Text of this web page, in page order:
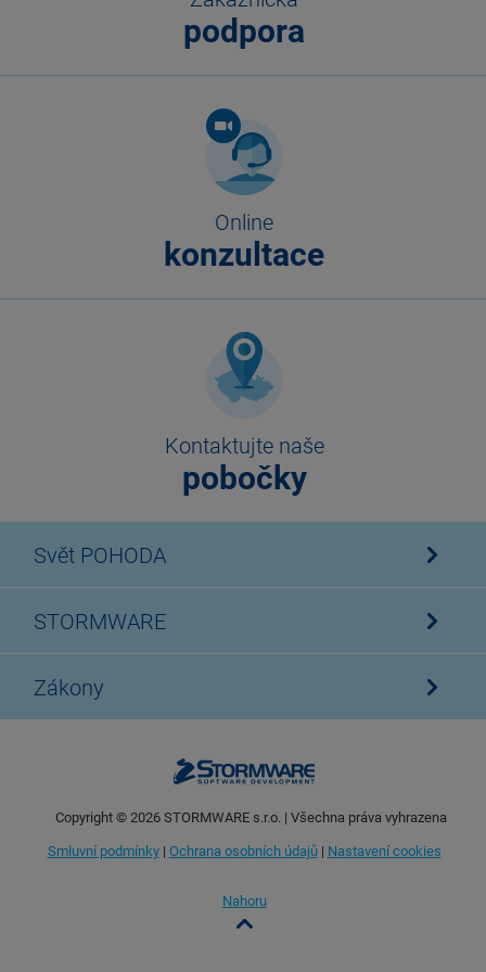
podpora
Online
konzultace
Kontaktujte naše
pobočky
Svět POHODA
STORMWARE
Zákony
Copyright © 2026STORMWARE s.r.o. | Všechna práva vyhrazena
Smluvní podmínky| Ochrana osobních údajů| Nastavení cookies
Nahoru